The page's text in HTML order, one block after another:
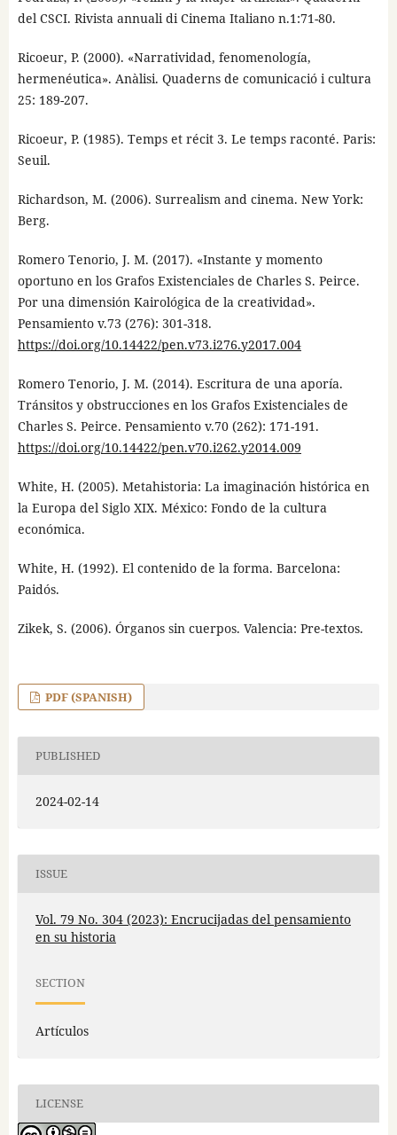
del CSCI. Rivista annuali di Cinema Italiano n.1:71-80.
Ricoeur, P. (2000). «Narratividad, fenomenología,
hermenéutica». Anàlisi. Quaderns de comunicació i cultura
25: 189-207.
Ricoeur, P. (1985). Temps et récit 3. Le temps raconté. Paris:
Seuil.
Richardson, M. (2006). Surrealism and cinema. New York:
Berg.
Romero Tenorio, J. M. (2017). «Instante y momento
oportuno en los Grafos Existenciales de Charles S. Peirce.
Por una dimensión Kairológica de la creatividad».
Pensamiento v.73 (276): 301-318.
https://doi.org/10.14422/pen.v73.i276.y2017.004
Romero Tenorio, J. M. (2014). Escritura de una aporía.
Tránsitos y obstrucciones en los Grafos Existenciales de
Charles S. Peirce. Pensamiento v.70 (262): 171-191.
https://doi.org/10.14422/pen.v70.i262.y2014.009
White, H. (2005). Metahistoria: La imaginación histórica en
la Europa del Siglo XIX. México: Fondo de la cultura
económica.
White, H. (1992). El contenido de la forma. Barcelona:
Paidós.
Zikek, S. (2006). Órganos sin cuerpos. Valencia: Pre-textos.
PDF (SPANISH)
PUBLISHED
2024-02-14
ISSUE
Vol. 79 No. 304 (2023): Encrucijadas del pensamiento
en su historia
SECTION
Artículos
LICENSE